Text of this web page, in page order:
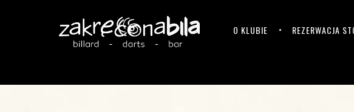
O KLUBIE REZERWACJA